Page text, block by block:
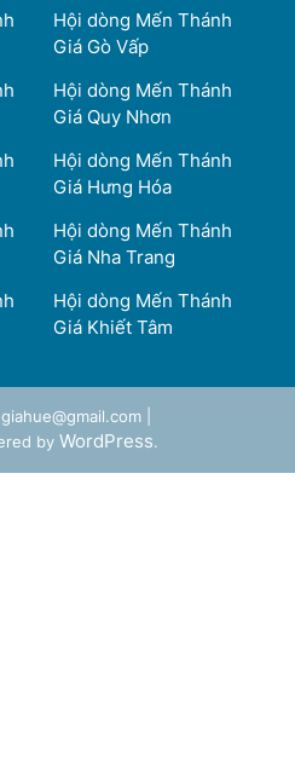
Hội dòng Mến Thánh
Giá Gò Vấp
Hội dòng Mến Thánh
Giá Quy Nhơn
Hội dòng Mến Thánh
Giá Hưng Hóa
Hội dòng Mến Thánh
Giá Nha Trang
Hội dòng Mến Thánh
Giá Khiết Tâm
|
by WordPress.